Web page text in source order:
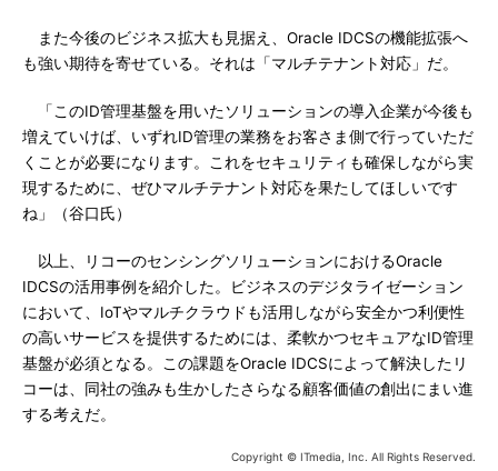
また今後のビジネス拡大も見据え、Oracle IDCSの機能拡張へ
も強い期待を寄せている。それは「マルチテナント対応」だ。
「このID管理基盤を用いたソリューションの導入企業が今後も
増えていけば、いずれID管理の業務をお客さま側で行っていただ
くことが必要になります。これをセキュリティも確保しながら実
現するために、ぜひマルチテナント対応を果たしてほしいです
ね」（谷口氏）
以上、リコーのセンシングソリューションにおけるOracle
IDCSの活用事例を紹介した。ビジネスのデジタライゼーション
において、IoTやマルチクラウドも活用しながら安全かつ利便性
の高いサービスを提供するためには、柔軟かつセキュアなID管理
基盤が必須となる。この課題をOracle IDCSによって解決したリ
コーは、同社の強みも生かしたさらなる顧客価値の創出にまい進
する考えだ。
Copyright © ITmedia, Inc. All Rights Reserved.